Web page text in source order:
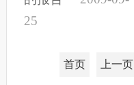
25
首页 上一页